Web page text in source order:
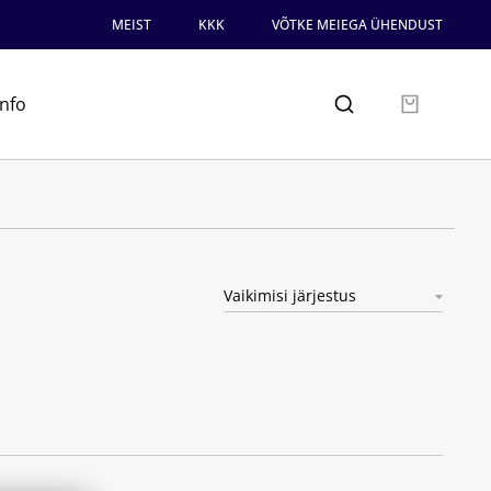
MEIST KKK VÕTKE MEIEGA ÜHENDUST